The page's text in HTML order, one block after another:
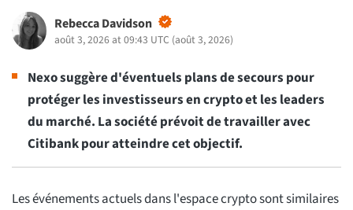
Rebecca Davidson
août 3, 2026 at 09:43 UTC (août 3, 2026)
Nexo suggère d'éventuels plans de secours pour
protéger les investisseurs en crypto et les leaders
du marché. La société prévoit de travailler avec
Citibank pour atteindre cet objectif.
Les événements actuels dans l'espace crypto sont similaires